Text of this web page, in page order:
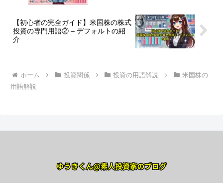
【初心者の完全ガイド】米国株の株式
投資の専門用語② – デフォルトの紹
介
ホーム 投資関係 投資の用語解説
米国株の
用語解説